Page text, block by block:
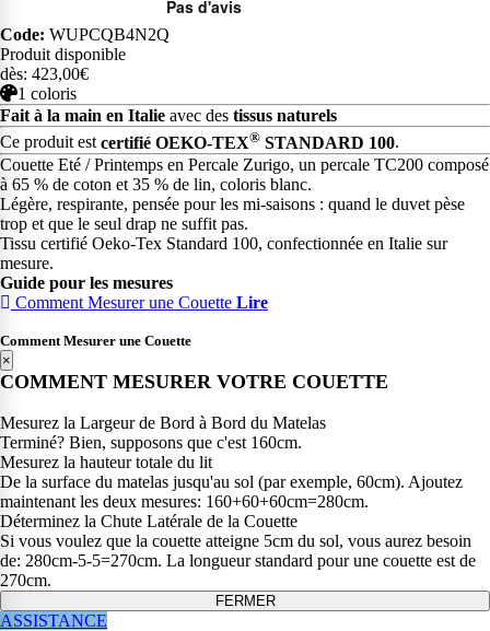
Code: WUPCQB4N2Q
Produit disponible
dès: 423,00€
1 coloris
Fait à la main en Italie avec des tissus naturels
Ce produit estcertifié OEKO-TEX® STANDARD 100.
Couette Eté / Printemps en Percale Zurigo, un percale TC200 composé
à 65 % de coton et 35 % de lin, coloris blanc.
Légère, respirante, pensée pour les mi-saisons : quand le duvet pèse
trop et que le seul drap ne suffit pas.
Tissu certifié Oeko-Tex Standard 100, confectionnée en Italie sur
mesure.
Guide pour les mesures
Comment Mesurer une Couette Lire
Comment Mesurer une Couette
×
COMMENT MESURER VOTRE COUETTE
Mesurez la Largeur de Bord à Bord du Matelas
Terminé? Bien, supposons que c'est 160cm.
Mesurez la hauteur totale du lit
De la surface du matelas jusqu'au sol (par exemple, 60cm). Ajoutez
maintenant les deux mesures: 160+60+60cm=280cm.
Déterminez la Chute Latérale de la Couette
Si vous voulez que la couette atteigne 5cm du sol, vous aurez besoin
de: 280cm-5-5=270cm. La longueur standard pour une couette est de
270cm.
FERMER
ASSISTANCE